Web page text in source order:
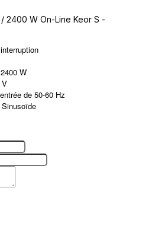
2400 W On-Line Keor S -
W
V
de 50-60 Hz